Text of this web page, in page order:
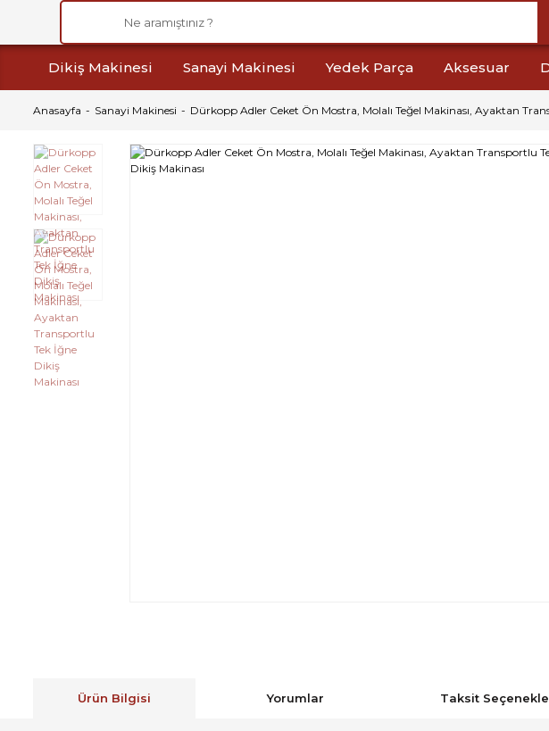
Dikiş Makinesi Sanayi Makinesi Yedek Parça Aksesuar
Anasayfa Sanayi Makinesi Dürkopp Adler Ceket Ön Mostra, Molalı Teğel Makinası, Ayaktan
Ürün Bilgisi Yorumlar Taksit